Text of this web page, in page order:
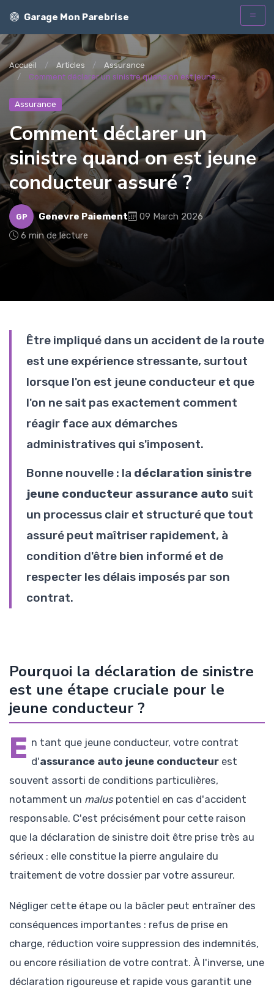
Garage Mon Parebrise
Accueil Articles
Assurance
Comment déclarer un sinistre quand on est jeune...
Assurance
Comment déclarer un
sinistre quand on est jeune
conducteur assuré ?
GP Genevre Paiement
09 March 2026
6 min de lecture
Être impliqué dans un accident de la route
est une expérience stressante, surtout
lorsque l'on est jeune conducteur et que
l'on ne sait pas exactement comment
réagir face aux démarches
administratives qui s'imposent.
Bonne nouvelle : la déclaration sinistre
jeune conducteur assurance auto suit
un processus clair et structuré que tout
assuré peut maîtriser rapidement, à
condition d'être bien informé et de
respecter les délais imposés par son
contrat.
Pourquoi la déclaration de sinistre
est une étape cruciale pour le
jeune conducteur ?
E n tant que jeune conducteur, votre contrat
d'assurance auto jeune conducteur est
souvent assorti de conditions particulières,
notamment un maluspotentiel en cas d'accident
responsable. C'est précisément pour cette raison
que la déclaration de sinistre doit être prise très au
sérieux : elle constitue la pierre angulaire du
traitement de votre dossier par votre assureur.
Négliger cette étape ou la bâcler peut entraîner des
conséquences importantes : refus de prise en
charge, réduction voire suppression des indemnités,
ou encore résiliation de votre contrat. À l'inverse, une
déclaration rigoureuse et rapide vous garantit une